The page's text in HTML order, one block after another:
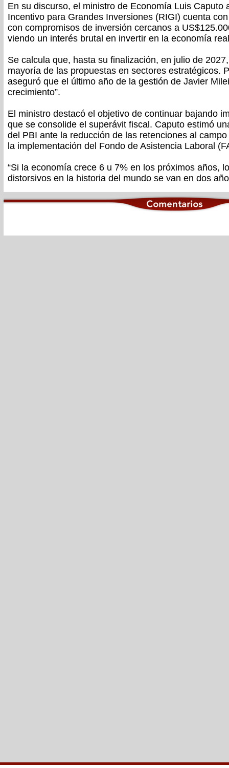
En su discurso, el ministro de Economía Luis Caputo
Incentivo para Grandes Inversiones (RIGI) cuenta
con compromisos de inversión cercanos a
viendo un interés brutal en invertir en la economía
Se calcula que, hasta su finalización, en julio de
mayoría de las propuestas en sectores estratégicos.
aseguró que el último año de la gestión de Javier
crecimiento”.
El ministro destacó el objetivo de continuar bajando
que se consolide el superávit fiscal. Caputo estimó
del PBI ante la reducción de las retenciones al
la implementación del Fondo de Asistencia Laboral
“Si la economía crece 6 u 7% en los próximos años,
distorsivos en la historia del mundo se van en dos